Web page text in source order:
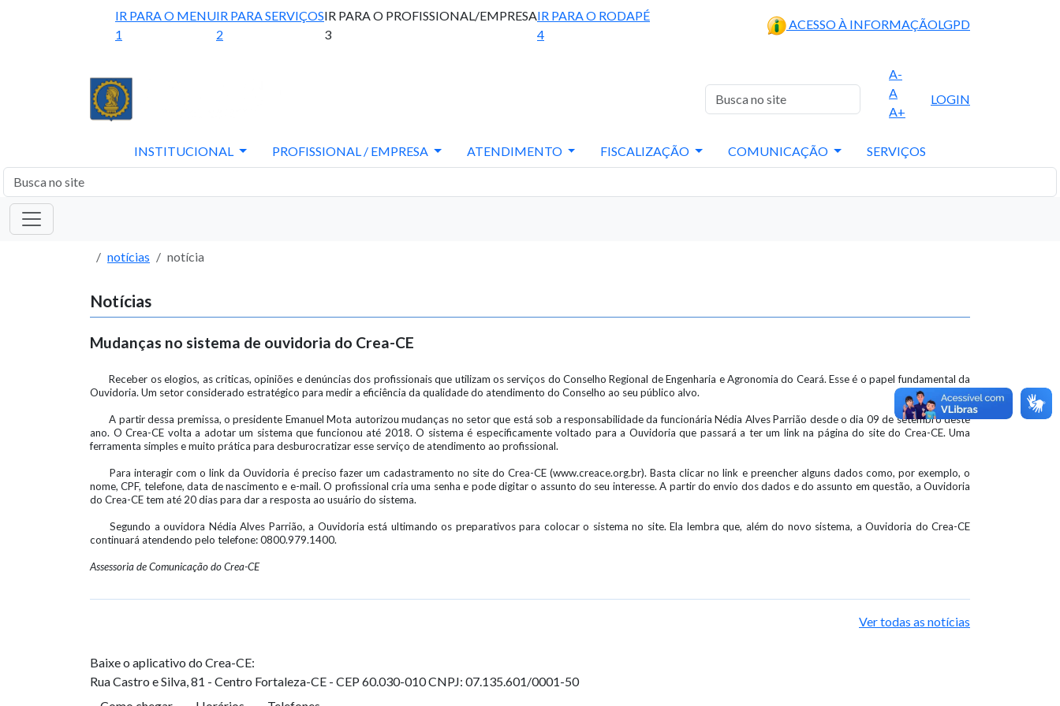
IR PARA O MENU
1
IR PARA SERVIÇOS
2
IR PARA O PROFISSIONAL/EMPRESA
3
IR PARA O RODAPÉ
4
ACESSO À INFORMAÇÃOLGPD
A-
A
A+
LOGIN
INSTITUCIONAL PROFISSIONAL / EMPRESA ATENDIMENTO FISCALIZAÇÃO COMUNICAÇÃO SERVIÇOS
notícias notícia
Notícias
Mudanças no sistema de ouvidoria do Crea-CE
Receber os elogios, as criticas, opiniões e denúncias dos profissionais que utilizam os serviços do Conselho Regional de Engenharia e Agronomia do Ceará. Esse é o papel fundamental da
Ouvidoria. Um setor considerado estratégico para medir a eficiência da qualidade do atendimento do Conselho ao seu público alvo.
A partir dessa premissa, o presidente Emanuel Mota autorizou mudanças no setor que está sob a responsabilidade da funcionária Nédia Alves Parrião desde o dia 09 de setembro deste
ano. O Crea-CE volta a adotar um sistema que funcionou até 2018. O sistema é especificamente voltado para a Ouvidoria que passará a ter um link na página do site do Crea-CE. Uma
ferramenta simples e muito prática para desburocratizar esse serviço de atendimento ao profissional.
Para interagir com o link da Ouvidoria é preciso fazer um cadastramento no site do Crea-CE (www.creace.org.br). Basta clicar no link e preencher alguns dados como, por exemplo, o
nome, CPF, telefone, data de nascimento e e-mail. O profissional cria uma senha e pode digitar o assunto do seu interesse. A partir do envio dos dados e do assunto em questão, a Ouvidoria
do Crea-CE tem até 20 dias para dar a resposta ao usuário do sistema.
Segundo a ouvidora Nédia Alves Parrião, a Ouvidoria está ultimando os preparativos para colocar o sistema no site. Ela lembra que, além do novo sistema, a Ouvidoria do Crea-CE
continuará atendendo pelo telefone: 0800.979.1400.
Assessoria de Comunicação do Crea-CE
Ver todas as notícias
Baixe o aplicativo do Crea-CE:
Rua Castro e Silva, 81 - Centro Fortaleza-CE - CEP 60.030-010CNPJ: 07.135.601/0001-50